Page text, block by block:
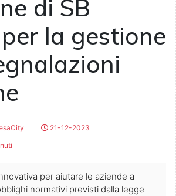
di SB
la gestione
21-12-2023
per aiutare le aziende a
normativi previsti dalla legge